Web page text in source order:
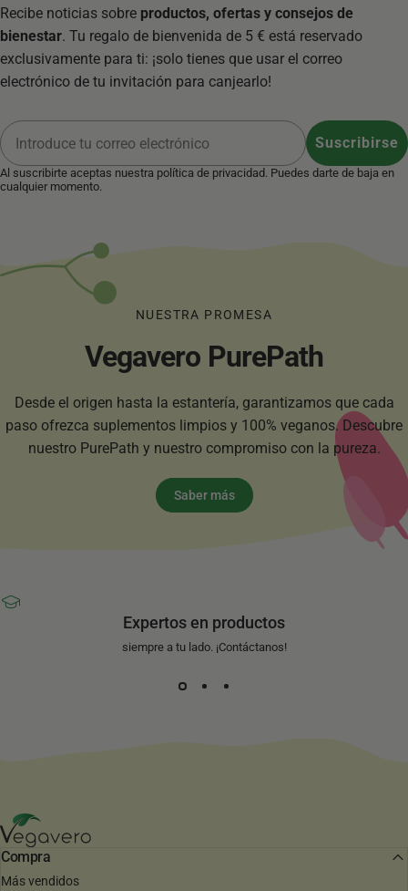
Recibe noticias sobre productos, ofertas y consejos de
bienestar. Tu regalo de bienvenida de 5 € está reservado
exclusivamente para ti: ¡solo tienes que usar el correo
electrónico de tu invitación para canjearlo!
Correo electrónico
Suscribirse
Al suscribirte aceptas nuestra política de privacidad . Puedes darte de baja en
cualquier momento.
NUESTRA PROMESA
Vegavero PurePath
Desde el origen hasta la estantería, garantizamos que cada
paso ofrezca suplementos limpios y 100% veganos. Descubre
nuestro PurePath y nuestro compromiso con la pureza.
Saber más
Expertos en productos
siempre a tu lado. ¡Contáctanos!
Vegavero
Compra
Más vendidos